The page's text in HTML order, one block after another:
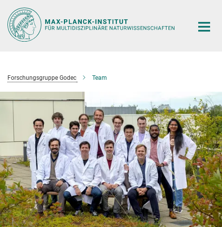
Hauptinhalt
Forschungsgruppe Godec Team